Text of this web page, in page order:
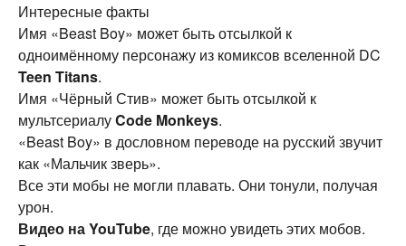
Интересные факты
Имя «Beast Boy» может быть отсылкой к
одноимённому персонажу из комиксов вселенной DC
Teen Titans.
Имя «Чёрный Стив» может быть отсылкой к
мультсериалуCode Monkeys.
«Beast Boy» в дословном переводе на русский звучит
как «Мальчик зверь».
Все эти мобы не могли плавать. Они тонули, получая
урон.
Видео на YouTube, где можно увидеть этих мобов.